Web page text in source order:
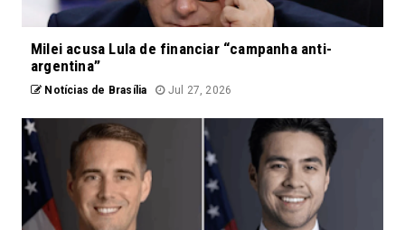
Milei acusa Lula de financiar “campanha anti-
argentina”
Notícias de Brasília Jul 27, 2026